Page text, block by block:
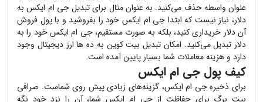
عنوان واسطه حذف می‌کنید. به عنوان مثال برای تبدیلجی ام ایکسبه
دلار، نیاز نیست که ابتدا جی ام ایکس خود را بفروشید و با پول فروش
آن دلار خریداری کنید، بلکه به صورت مستقیم،جی ام ایکسخود را به
دلار تبدیل می‌کنید. امکان تبدیل بیت کوین به ده ها ارز دیجیتال وجود
دارد و هزینه معاملات شما بسیار پایین آمده است.
کیف پول جی ام ایکس
برای ذخیرهجی ام ایکس، گزینه‌های زیادی پیش روی شماست. صرافی
بیت برگ برای حفاظت ازجی ام ایکسشما، آن را نزد خود نگه